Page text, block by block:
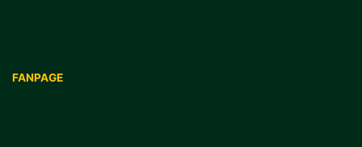
FANPAGE